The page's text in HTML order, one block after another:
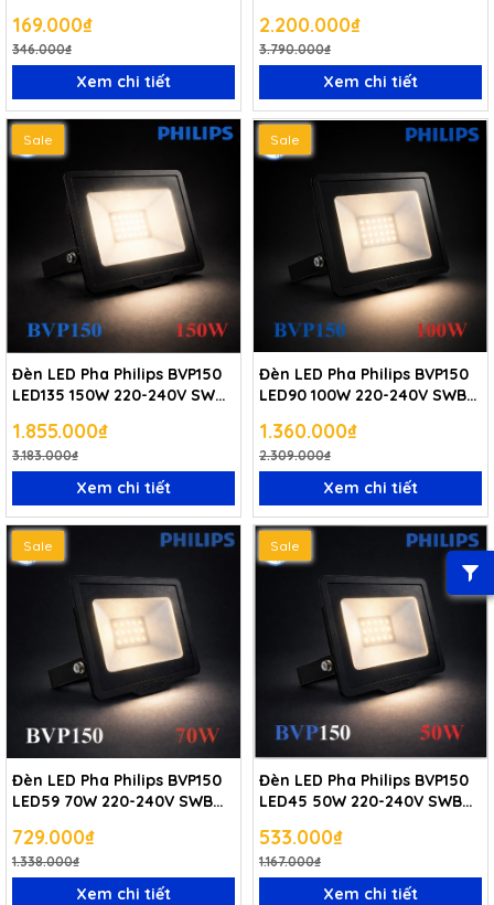
169.000₫
346.000₫
Xem chi tiết
2.200.000₫
3.790.000₫
Xem chi tiết
Sale
Đèn LED Pha Philips BVP150
LED135 150W 220-240V SWB
1.855.000₫
3.183.000₫
Xem chi tiết
Sale
Đèn LED Pha Philips BVP150
LED90 100W 220-240V SWB
1.360.000₫
2.309.000₫
Xem chi tiết
Sale
Đèn LED Pha Philips BVP150
LED59 70W 220-240V SWB
729.000₫
1.338.000₫
Xem chi tiết
Sale
Đèn LED Pha Philips BVP150
LED45 50W 220-240V SWB
533.000₫
1.167.000₫
Xem chi tiết